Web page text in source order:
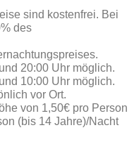
sind kostenfrei. Bei
des
20:00 Uhr möglich.
10:00 Uhr möglich.
vor Ort.
von 1,50€ pro Person
(bis 14 Jahre)/Nacht